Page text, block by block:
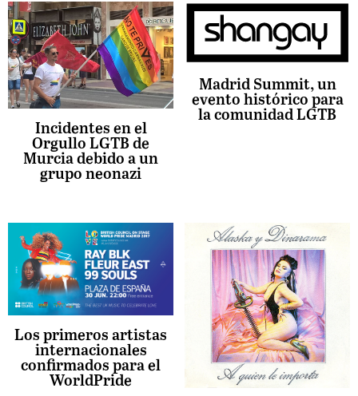
Incidentes en el
Orgullo LGTB de
Murcia debido a un
grupo neonazi
Madrid Summit, un
evento histórico para
la comunidad LGTB
Los primeros artistas
internacionales
confirmados para el
WorldPride